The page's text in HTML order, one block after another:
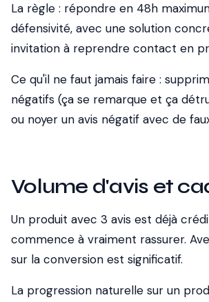
La règle : répondre en 48h
défensivité, avec une solution
invitation à reprendre contact en
Ce qu'il ne faut jamais faire :
négatifs (ça se remarque et ça
ou noyer un avis négatif avec de
Volume d'avis et
Un produit avec 3 avis est déjà
commence à vraiment rassurer.
sur la conversion est significatif.
La progression naturelle sur un